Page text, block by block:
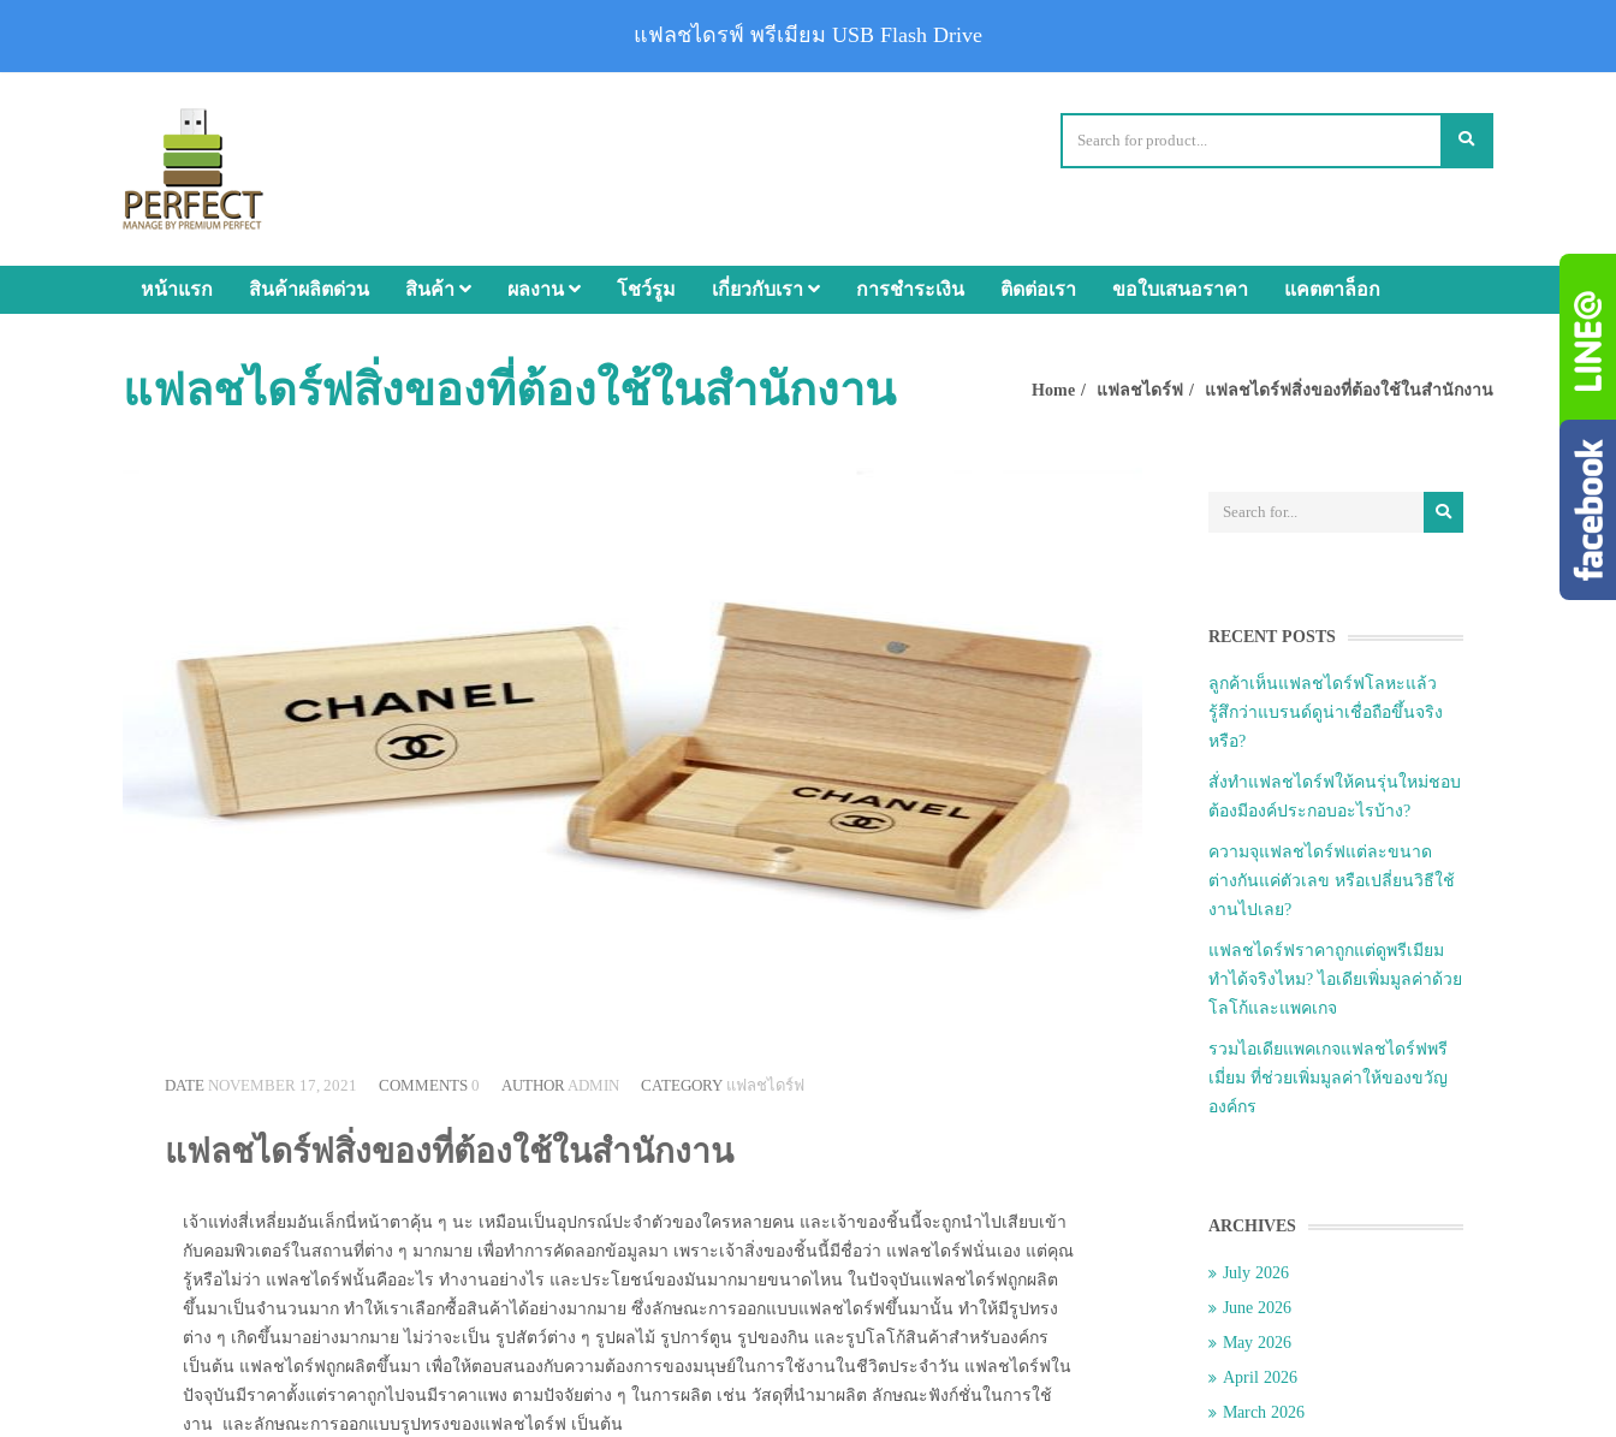
หน้าแรก สินค้าผลิตด่วน สินค้า ผลงาน โชว์รูม เกี่ยวกับเรา การชำระเงิน ติดต่อเรา ขอใบเสนอราคา แคตตาล็อก
แฟลชไดร์ฟสิ่งของที่ต้องใช้ในสำนักงาน Home แฟลชไดร์ฟ แฟลชไดร์ฟสิ่งของที่ต้องใช้ในสำนักงาน
DATE NOVEMBER 17, 2021 COMMENTS 0 AUTHOR ADMIN CATEGORY แฟลชไดร์ฟ
แฟลชไดร์ฟสิ่งของที่ต้องใช้ในสำนักงาน
เจ้าแท่งสี่เหลี่ยมอันเล็กนี่หน้าตาคุ้น ๆ นะ เหมือนเป็นอุปกรณ์ปะจำตัวของใครหลายคน และเจ้าของชิ้นนี้จะถูกนำไปเสียบเข้า
กับคอมพิวเตอร์ในสถานที่ต่าง ๆ มากมาย เพื่อทำการคัดลอกข้อมูลมา เพราะเจ้าสิ่งของชิ้นนี้มีชื่อว่า แฟลชไดร์ฟนั่นเอง แต่คุณ
รู้หรือไม่ว่า แฟลชไดร์ฟนั้นคืออะไร ทำงานอย่างไร และประโยชน์ของมันมากมายขนาดไหน ในปัจจุบันแฟลชไดร์ฟถูกผลิต
ขึ้นมาเป็นจำนวนมาก ทำให้เราเลือกซื้อสินค้าได้อย่างมากมาย ซึ่งลักษณะการออกแบบแฟลชไดร์ฟขึ้นมานั้น ทำให้มีรูปทรง
ต่าง ๆ เกิดขึ้นมาอย่างมากมาย ไม่ว่าจะเป็น รูปสัตว์ต่าง ๆ รูปผลไม้ รูปการ์ตูน รูปของกิน และรูปโลโก้สินค้าสำหรับองค์กร
เป็นต้น แฟลชไดร์ฟถูกผลิตขึ้นมา เพื่อให้ตอบสนองกับความต้องการของมนุษย์ในการใช้งานในชีวิตประจำวัน แฟลชไดร์ฟใน
ปัจจุบันมีราคาตั้งแต่ราคาถูกไปจนมีราคาแพง ตามปัจจัยต่าง ๆ ในการผลิต เช่น วัสดุที่นำมาผลิต ลักษณะฟังก์ชั่นในการใช้
งาน และลักษณะการออกแบบรูปทรงของแฟลชไดร์ฟ เป็นต้น
RECENT POSTS
ลูกค้าเห็นแฟลชไดร์ฟโลหะแล้ว
รู้สึกว่าแบรนด์ดูน่าเชื่อถือขึ้นจริง
หรือ?
สั่งทำแฟลชไดร์ฟให้คนรุ่นใหม่ชอบ
ต้องมีองค์ประกอบอะไรบ้าง?
ความจุแฟลชไดร์ฟแต่ละขนาด
ต่างกันแค่ตัวเลข หรือเปลี่ยนวิธีใช้
งานไปเลย?
แฟลชไดร์ฟราคาถูกแต่ดูพรีเมียม
ทำได้จริงไหม? ไอเดียเพิ่มมูลค่าด้วย
โลโก้และแพคเกจ
รวมไอเดียแพคเกจแฟลชไดร์ฟพรี
เมี่ยม ที่ช่วยเพิ่มมูลค่าให้ของขวัญ
องค์กร
ARCHIVES
July 2026
June 2026
May 2026
April 2026
March 2026
แฟลชไดรฟ์ พรีเมียม USB Flash Drive